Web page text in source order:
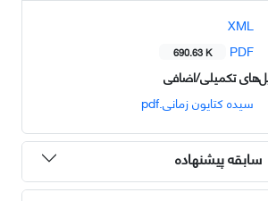
XML
PDF
690.63 K
تکمیلی/اضافی
سیده کتایون زمانی.pdf
سابقه پیشنهاده